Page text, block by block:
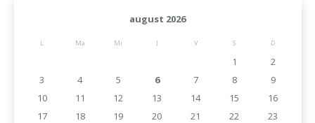
august 2026
L Ma Mi J V S D
1
2
3
4 5 6 7 8
9
10
11 12 13 14 15
16
17
18 19 20 21 22
23